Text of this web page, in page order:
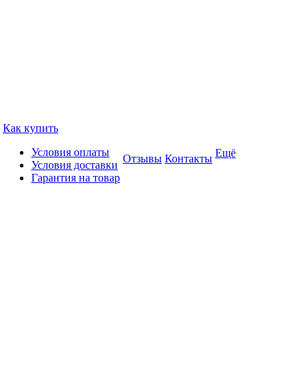
Как купить
Условия оплаты
Условия доставки
Гарантия на товар
Отзывы Контакты Ещё